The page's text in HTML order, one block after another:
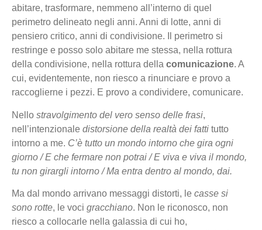
abitare, trasformare, nemmeno all’interno di quel
perimetro delineato negli anni. Anni di lotte, anni di
pensiero critico, anni di condivisione. Il perimetro si
restringe e posso solo abitare me stessa, nella rottura
della condivisione, nella rottura della comunicazione. A
cui, evidentemente, non riesco a rinunciare e provo a
raccoglierne i pezzi. E provo a condividere, comunicare.
Nello stravolgimento del vero senso delle frasi,
nell’intenzionale distorsione della realtà dei fatti tutto
intorno a me. C’è tutto un mondo intorno che gira ogni
giorno / E che fermare non potrai / E viva e viva il mondo,
tu non girargli intorno / Ma entra dentro al mondo, dai.
Ma dal mondo arrivano messaggi distorti, le casse si
sono rotte, le voci gracchiano. Non le riconosco, non
riesco a collocarle nella galassia di cui ho,